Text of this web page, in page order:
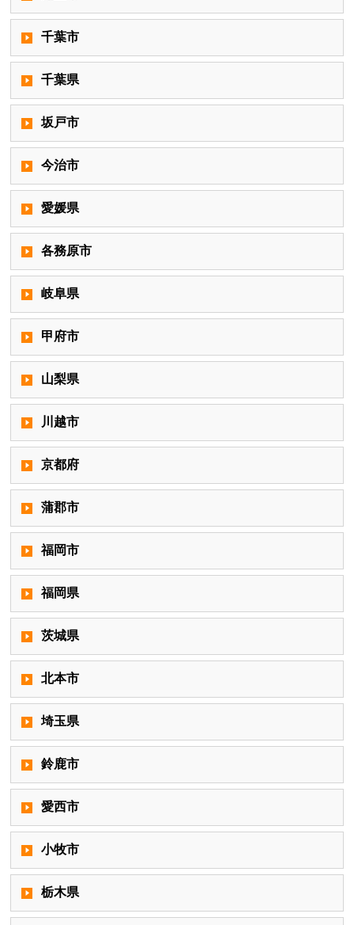
千葉市
千葉県
坂戸市
今治市
愛媛県
各務原市
岐阜県
甲府市
山梨県
川越市
京都府
蒲郡市
福岡市
福岡県
茨城県
北本市
埼玉県
鈴鹿市
愛西市
小牧市
栃木県